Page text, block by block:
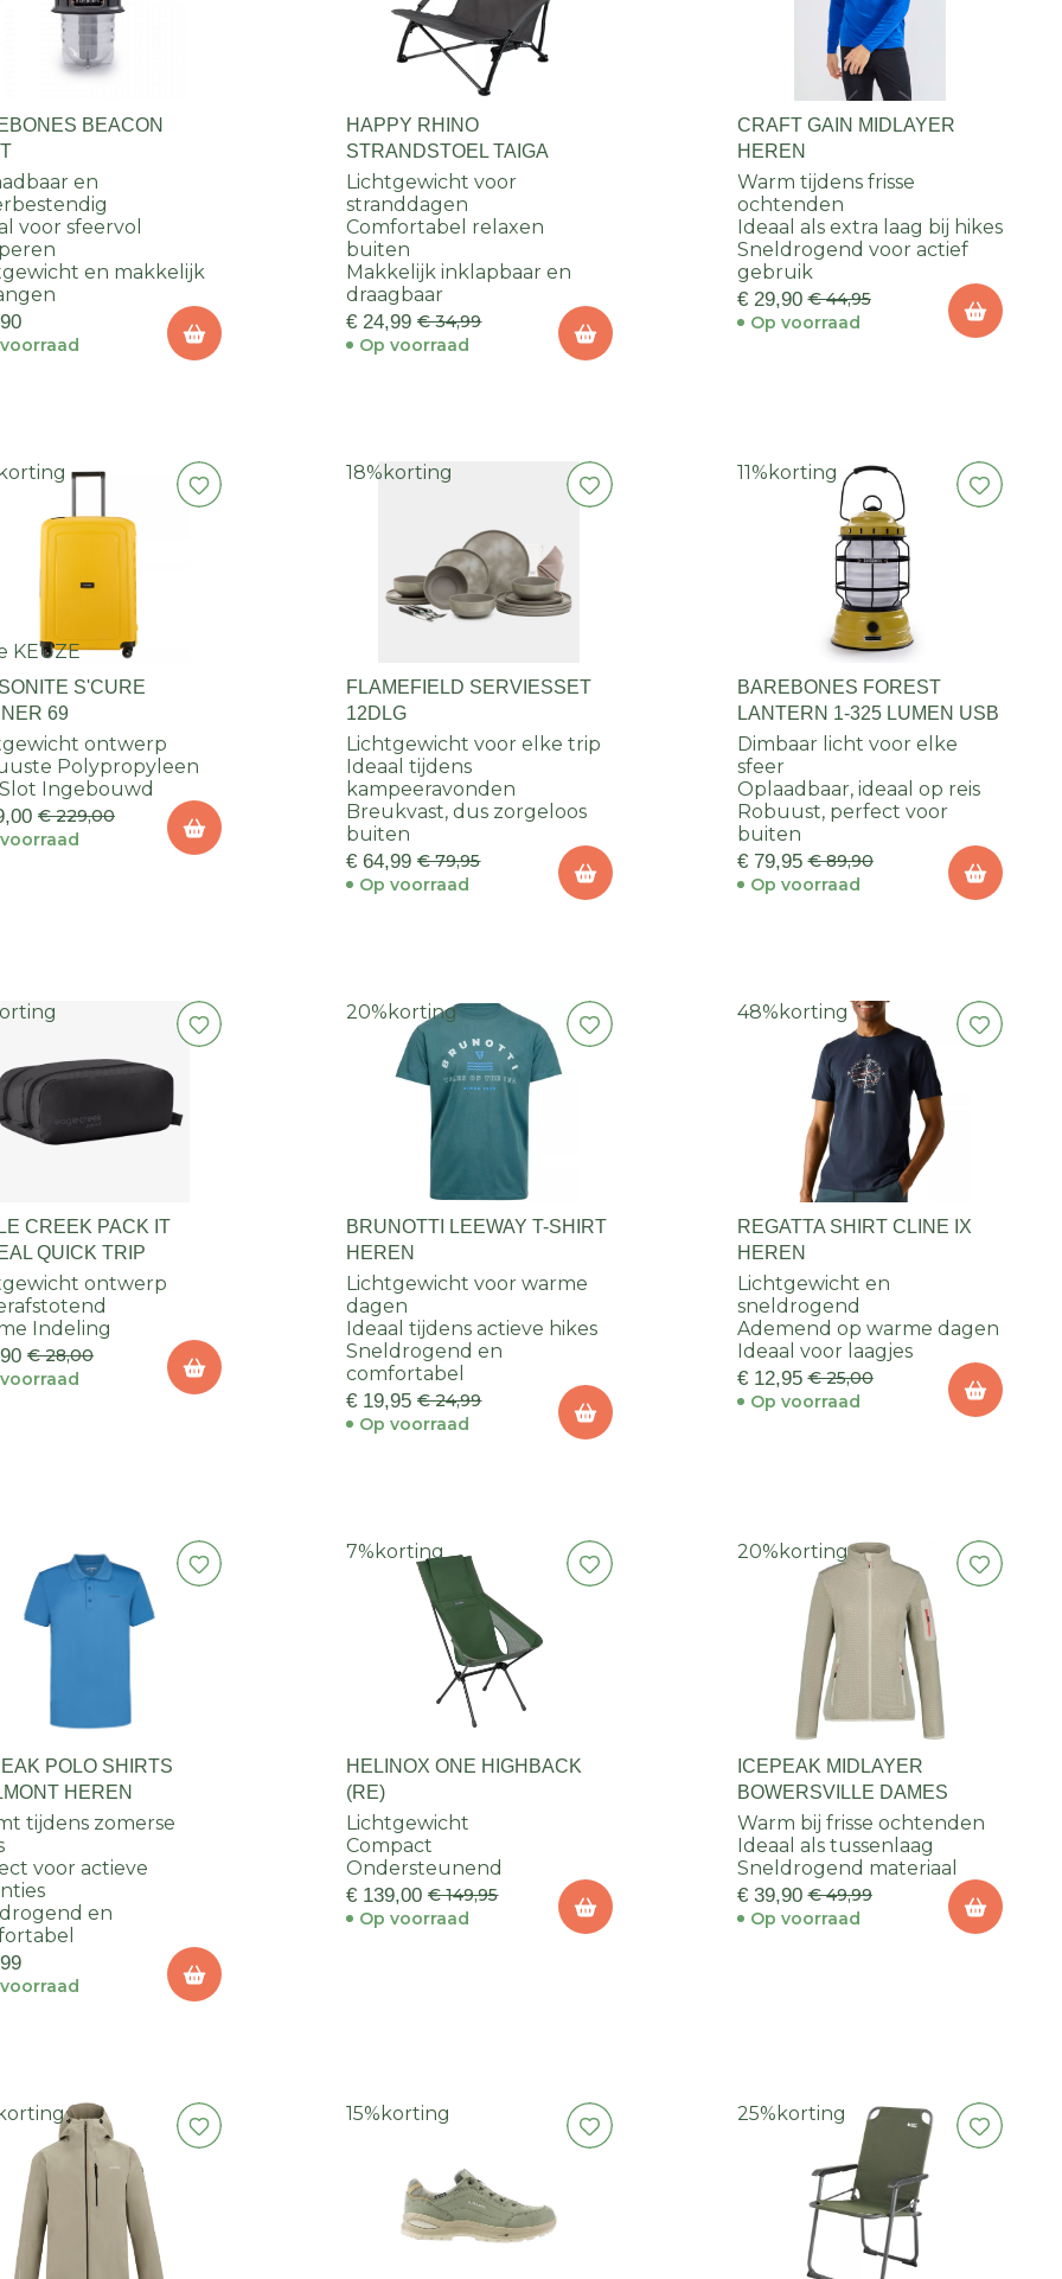
BEACON
en
voor sfeervol
en makkelijk
HAPPY RHINO
STRANDSTOEL TAIGA
Lichtgewicht voor
stranddagen
Comfortabel relaxen
buiten
Makkelijk inklapbaar en
draagbaar
€ 24,99 € 34,99
Op voorraad
CRAFT GAIN MIDLAYER
HEREN
Warm tijdens frisse
ochtenden
Ideaal als extra laag bij hikes
Sneldrogend voor actief
gebruik
€ 29,90 € 44,95
Op voorraad
korting
KEUZE
S'CURE
69
ontwerp
Polypropyleen
Ingebouwd
€ 229,00
18% korting
FLAMEFIELD SERVIESSET
12DLG
Lichtgewicht voor elke trip
Ideaal tijdens
kampeeravonden
Breukvast, dus zorgeloos
buiten
€ 64,99 € 79,95
Op voorraad
11% korting
BAREBONES FOREST
LANTERN 1-325 LUMEN USB
Dimbaar licht voor elke
sfeer
Oplaadbaar, ideaal op reis
Robuust, perfect voor
buiten
€ 79,95 € 89,90
Op voorraad
CREEK PACK IT
QUICK TRIP
ontwerp
Indeling
€ 28,00
20% korting
BRUNOTTI LEEWAY T-SHIRT
HEREN
Lichtgewicht voor warme
dagen
Ideaal tijdens actieve hikes
Sneldrogend en
comfortabel
€ 19,95 € 24,99
Op voorraad
48% korting
REGATTA SHIRT CLINE IX
HEREN
Lichtgewicht en
sneldrogend
Ademend op warme dagen
Ideaal voor laagjes
€ 12,95 € 25,00
Op voorraad
POLO SHIRTS
HEREN
tijdens zomerse
voor actieve
en
7% korting
HELINOX ONE HIGHBACK
(RE)
Lichtgewicht
Compact
Ondersteunend
€ 139,00 € 149,95
Op voorraad
20% korting
ICEPEAK MIDLAYER
BOWERSVILLE DAMES
Warm bij frisse ochtenden
Ideaal als tussenlaag
Sneldrogend materiaal
€ 39,90 € 49,99
Op voorraad
korting 15% korting 25% korting